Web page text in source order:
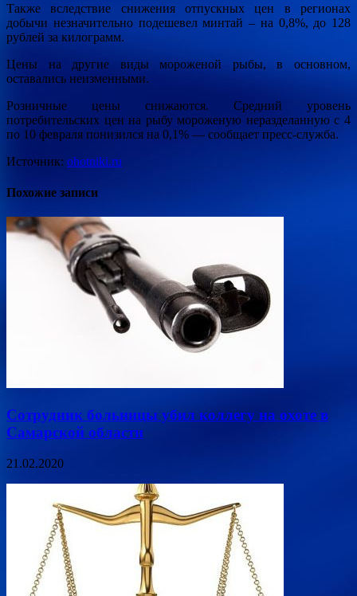
Также вследствие снижения отпускных цен в регионах
добычи незначительно подешевел минтай – на 0,8%, до 128
рублей за килограмм.
Цены на другие виды мороженой рыбы, в основном,
оставались неизменными.
Розничные цены снижаются. Средний уровень
потребительских цен на рыбу мороженую неразделанную с 4
по 10 февраля понизился на 0,1% — сообщает пресс-служба.
Источник: ohotniki.ru
Похожие записи
Сотрудник больницы убил коллегу на охоте в
Самарской области
21.02.2020